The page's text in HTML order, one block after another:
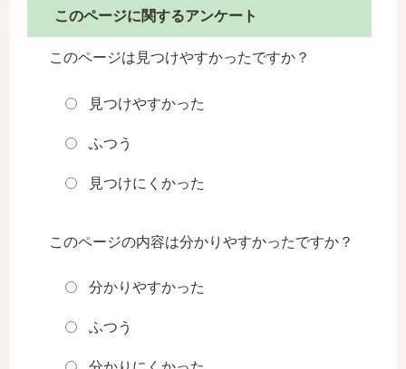
このページに関するアンケート
このページは見つけやすかったですか？
見つけやすかった
ふつう
見つけにくかった
このページの内容は分かりやすかったですか？
分かりやすかった
ふつう